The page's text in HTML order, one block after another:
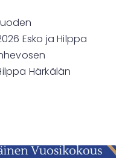
Esko ja Hilppa
Härkälän